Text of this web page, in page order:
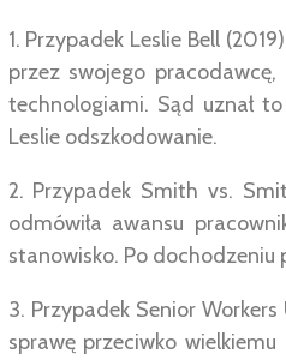
1. Przypadek Leslie Bell
przez swojego
technologiami. Sąd uznał
Leslie odszkodowanie.
2. Przypadek Smith vs.
odmówiła awansu
stanowisko. Po dochodzeniu
3. Przypadek Senior
sprawę przeciwko